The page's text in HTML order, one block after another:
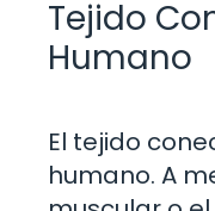
Tejido
Humano
El tejido
humano. A